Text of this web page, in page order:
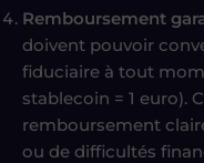
Remboursement
doivent pouvoir
fiduciaire à tout
stablecoin = 1 euro).
remboursement
ou de difficultés